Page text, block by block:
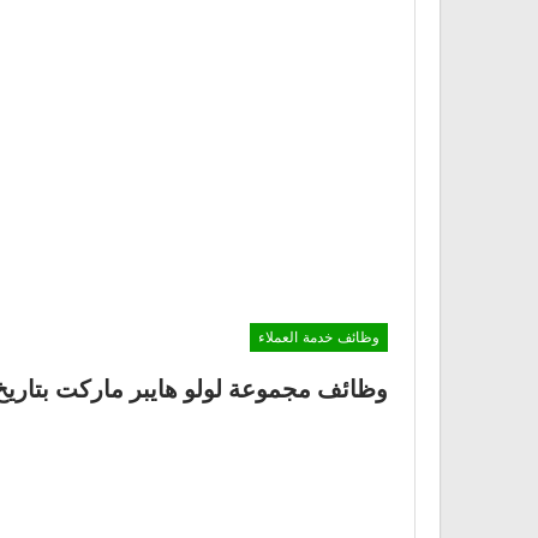
وظائف خدمة العملاء
وظائف مجموعة لولو هايبر ماركت بتاريخ 18